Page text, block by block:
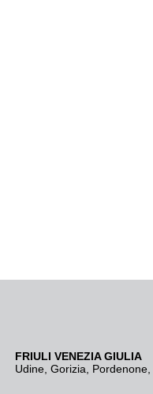
FRIULI VENEZIA GIULIA
Udine Gorizia Pordenone